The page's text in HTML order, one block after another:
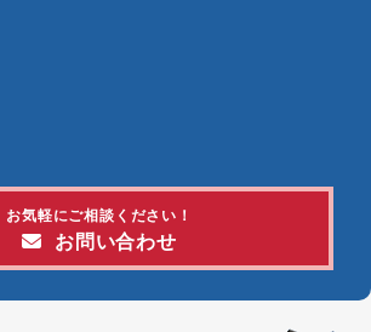
お気軽にご相談ください！
お問い合わせ